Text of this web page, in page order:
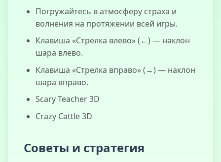
Пни Братана
Погружайтесь в атмосферу страха и
волнения на протяжении всей игры.
Клавиша «Стрелка влево» (←) — наклон
шара влево.
Клавиша «Стрелка вправо» (→) — наклон
шара вправо.
Scary Teacher 3D
Crazy Cattle 3D
Советы и стратегия